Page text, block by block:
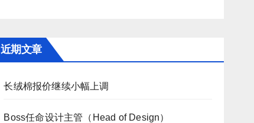
近期文章
长绒棉报价继续小幅上调
Boss任命设计主管（Head of Design）